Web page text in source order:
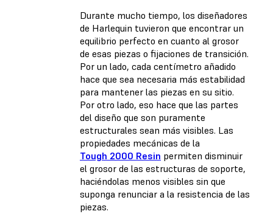
Durante mucho tiempo, los diseñadores
de Harlequin tuvieron que encontrar un
equilibrio perfecto en cuanto al grosor
de esas piezas o fijaciones de transición.
Por un lado, cada centímetro añadido
hace que sea necesaria más estabilidad
para mantener las piezas en su sitio.
Por otro lado, eso hace que las partes
del diseño que son puramente
estructurales sean más visibles. Las
propiedades mecánicas de la
Tough 2000 Resin permiten disminuir
el grosor de las estructuras de soporte,
haciéndolas menos visibles sin que
suponga renunciar a la resistencia de las
piezas.